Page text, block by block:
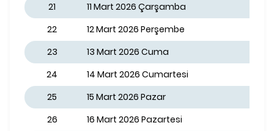
21
11 Mart 2026 Çarşamba
22
12 Mart 2026 Perşembe
23
13 Mart 2026 Cuma
24
14 Mart 2026 Cumartesi
25
15 Mart 2026 Pazar
26
16 Mart 2026 Pazartesi